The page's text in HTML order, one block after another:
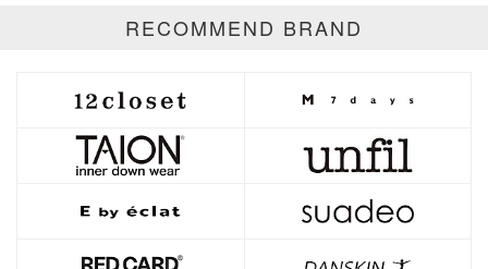
RECOMMEND BRAND